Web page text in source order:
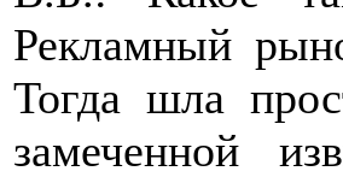
Рекламный
Тогда шла
замеченной